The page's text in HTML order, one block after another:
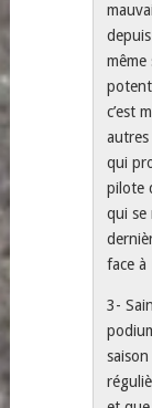
même
c’est
qui
pilote
qui se
face à
3-